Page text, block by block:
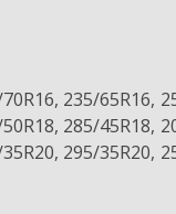
235/65R16,
285/45R18,
295/35R20,